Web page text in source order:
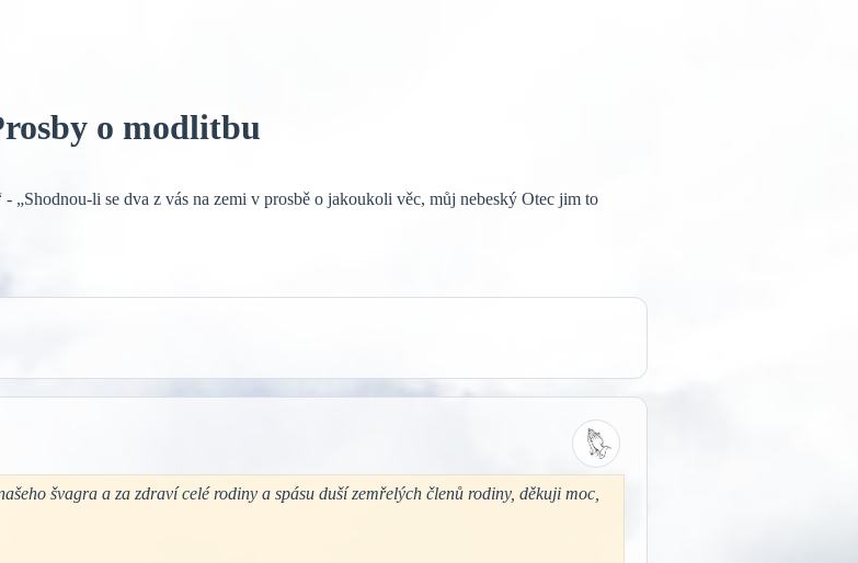
o modlitbu
„Shodnou-li se dva z vás na zemi v prosbě o jakoukoli věc, můj nebeský Otec jim to
švagra a za zdraví celé rodiny a spásu duší zemřelých členů rodiny, děkuji moc,